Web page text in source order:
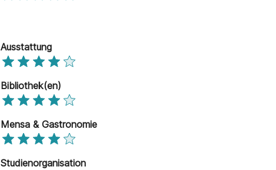
Ausstattung
Bibliothek(en)
Mensa & Gastronomie
Studienorganisation